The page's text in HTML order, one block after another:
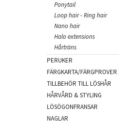
Ponytail
Loop hair - Ring hair
Nano hair
Halo extensions
Hårträns
PERUKER
FÄRGKARTA/FÄRGPROVER
TILLBEHÖR TILL LÖSHÅR
HÅRVÅRD & STYLING
LÖSÖGONFRANSAR
NAGLAR